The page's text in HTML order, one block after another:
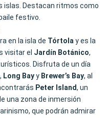
islas. Destacan ritmos como
festivo.
en la isla de Tórtolay es la
visitar el Jardín Botánico,
Disfruta de un día
, Long Bayy Brewer’s Bay, al
Peter Island, un
una zona de inmersión
que podrán admirar